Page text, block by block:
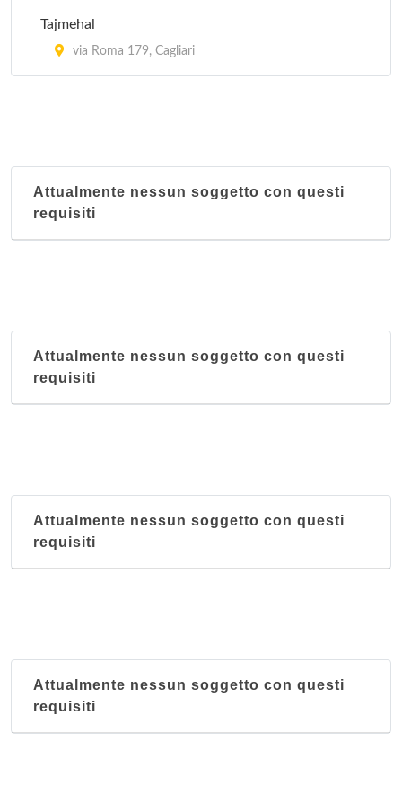
Tajmehal
via Roma 179, Cagliari
Attualmente nessun soggetto con questi
requisiti
Attualmente nessun soggetto con questi
requisiti
Attualmente nessun soggetto con questi
requisiti
Attualmente nessun soggetto con questi
requisiti